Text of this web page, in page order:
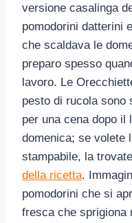
versione casalinga
pomodorini datterini
che scaldava le
preparo spesso
lavoro. Le
pesto di rucola sono
per una cena dopo il
domenica; se volete
stampabile, la
della ricetta.
pomodorini che si
fresca che sprigiona